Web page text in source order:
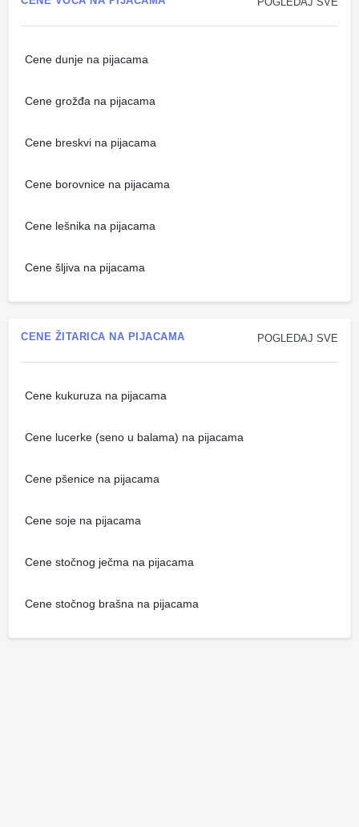
Cene dunje na pijacama
Cene grožđa na pijacama
Cene breskvi na pijacama
Cene borovnice na pijacama
Cene lešnika na pijacama
Cene šljiva na pijacama
POGLEDAJ SVE
CENE ŽITARICA NA PIJACAMA
Cene kukuruza na pijacama
Cene lucerke (seno u balama) na pijacama
Cene pšenice na pijacama
Cene soje na pijacama
Cene stočnog ječma na pijacama
Cene stočnog brašna na pijacama